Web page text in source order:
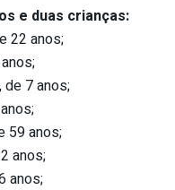
e duas crianças:
22 anos;
7 anos;
59 anos;
anos;
anos;